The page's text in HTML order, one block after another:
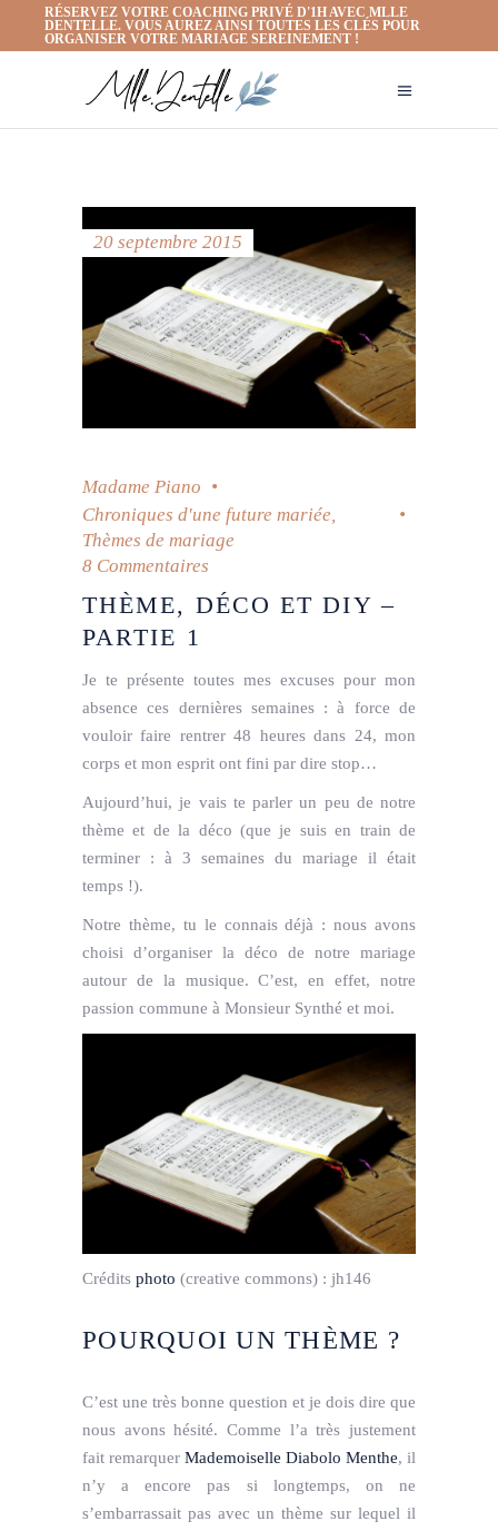
RÉSERVEZ VOTRE COACHING PRIVÉ D'1H AVEC MLLE
DENTELLE. VOUS AUREZ AINSI TOUTES LES CLÉS POUR
ORGANISER VOTRE MARIAGE SEREINEMENT !
20 septembre 2015
Madame Piano
Chroniques d'une future mariée
Thèmes de mariage
8 Commentaires
THÈME, DÉCO ET DIY –
PARTIE 1
Je te présente toutes mes excuses pour mon
absence ces dernières semaines : à force de
vouloir faire rentrer 48 heures dans 24, mon
corps et mon esprit ont fini par dire stop…
Aujourd’hui, je vais te parler un peu de notre
thème et de la déco (que je suis en train de
terminer : à 3 semaines du mariage il était
temps !).
Notre thème, tu le connais déjà : nous avons
choisi d’organiser la déco de notre mariage
autour de la musique. C’est, en effet, notre
passion commune à Monsieur Synthé et moi.
Crédits photo (creative commons) : jh146
POURQUOI UN THÈME ?
C’est une très bonne question et je dois dire que
nous avons hésité. Comme l’a très justement
fait remarquer Mademoiselle Diabolo Menthe, il
n’y a encore pas si longtemps, on ne
s’embarrassait pas avec un thème sur lequel il